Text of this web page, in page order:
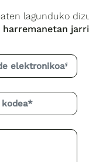
harremanetan